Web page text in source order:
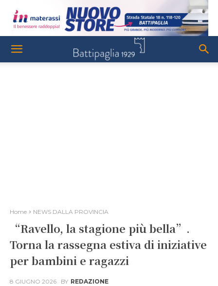
Home NEWS DALLA PROVINCIA
“Ravello, la stagione più bella”.
Torna la rassegna estiva di iniziative
per bambini e ragazzi
8 GIUGNO 2026 BY REDAZIONE